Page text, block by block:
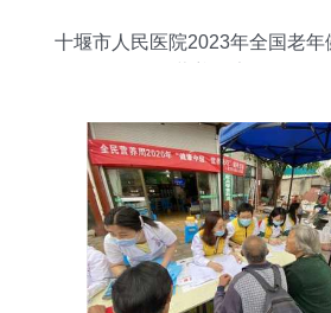
十堰市人民医院2023年全国老年